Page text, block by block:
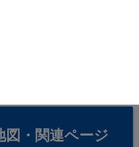
図・関連ページ